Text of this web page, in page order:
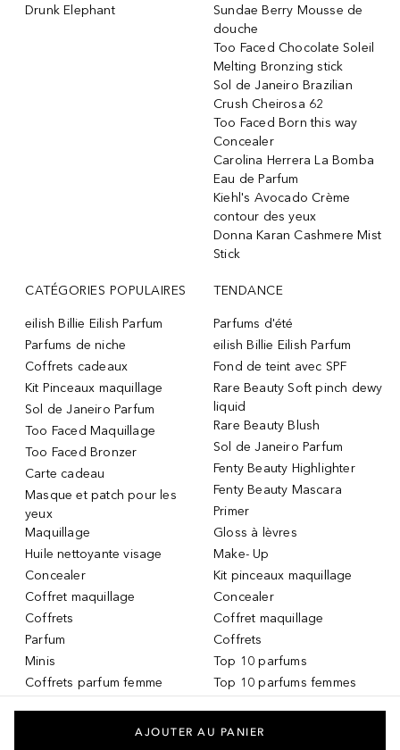
Drunk Elephant
Sundae Berry Mousse de
douche
Too Faced Chocolate Soleil
Melting Bronzing stick
Sol de Janeiro Brazilian
Crush Cheirosa 62
Too Faced Born this way
Concealer
Carolina Herrera La Bomba
Eau de Parfum
Kiehl's Avocado Crème
contour des yeux
Donna Karan Cashmere Mist
Stick
CATÉGORIES POPULAIRES
eilish Billie Eilish Parfum
Parfums de niche
Coffrets cadeaux
Kit Pinceaux maquillage
Sol de Janeiro Parfum
Too Faced Maquillage
Too Faced Bronzer
Carte cadeau
Masque et patch pour les
yeux
Maquillage
Huile nettoyante visage
Concealer
Coffret maquillage
Coffrets
Parfum
Minis
Coffrets parfum femme
TENDANCE
Parfums d'été
eilish Billie Eilish Parfum
Fond de teint avec SPF
Rare Beauty Soft pinch dewy
liquid
Rare Beauty Blush
Sol de Janeiro Parfum
Fenty Beauty Highlighter
Fenty Beauty Mascara
Primer
Gloss à lèvres
Make- Up
Kit pinceaux maquillage
Concealer
Coffret maquillage
Coffrets
Top 10 parfums
Top 10 parfums femmes
Services DOUGLAS
AJOUTER AU PANIER